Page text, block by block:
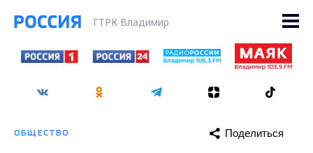
ГТРК Владимир
ОБЩЕСТВО Поделиться